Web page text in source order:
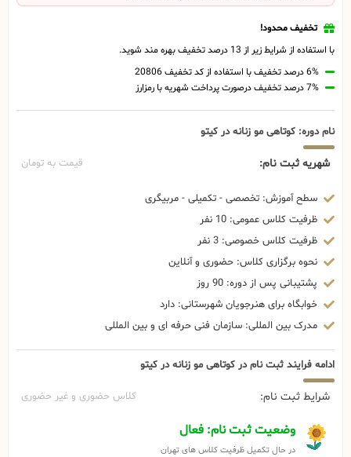
تخفیف محدود!
با استفاده از شرایط زیر از 13 درصد تخفیف بهره مند شوید.
6% درصد تخفیف با استفاده از کد تخفیف 20806
7% درصد تخفیف درصورت پرداخت شهریه با رمزارز
نام دوره: کوتاهی مو زنانه در کیتو
شهریه ثبت نام: قیمت به تومان
سطح آموزش: تخصصی - تکمیلی - مربیگری
ظرفیت کلاس عمومی: 10 نفر
ظرفیت کلاس خصوصی: 3 نفر
نحوه برگزاری کلاس: حضوری و آنلاین
پشتیبانی پس از دوره: 90 روز
خوابگاه برای هنرجویان شهرستانی: دارد
مدرک بین المللی: سازمان فنی حرفه ای و بین المللی
ادامه فرایند ثبت نام در کوتاهی مو زنانه در کیتو
شرایط ثبت نام: کلاس حضوری و غیر حضوری
وضعیت ثبت نام: فعال
در حال تکمیل ظرفیت کلاس های تهران